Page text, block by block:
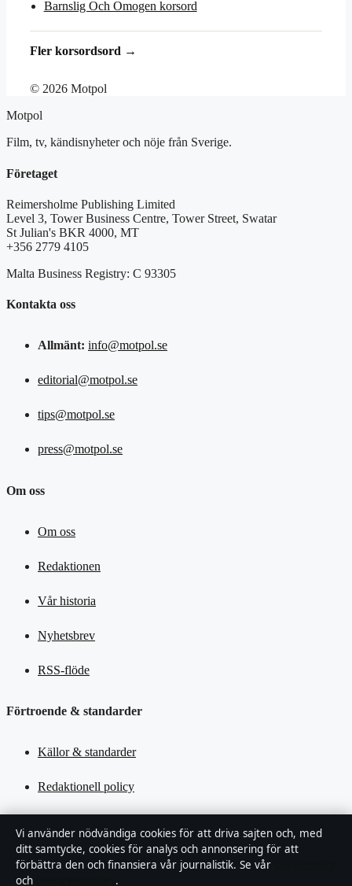
Barnslig Och Omogen korsord
Fler korsordsord →
© 2026 Motpol
Motpol
Film, tv, kändisnyheter och nöje från Sverige.
Företaget
Reimersholme Publishing Limited
Level 3, Tower Business Centre, Tower Street, Swatar
St Julian's BKR 4000, MT
+356 2779 4105
Malta Business Registry: C 93305
Kontakta oss
Allmänt: info@motpol.se
editorial@motpol.se
tips@motpol.se
press@motpol.se
Om oss
Om oss
Redaktionen
Vår historia
Nyhetsbrev
RSS-flöde
Förtroende & standarder
Källor & standarder
Redaktionell policy
Tillgänglighetsredogörelse
Vi använder nödvändiga cookies för att driva sajten och, med
ditt samtycke, cookies för analys och annonsering för att
förbättra den och finansiera vår journalistik. Se vår
och
.